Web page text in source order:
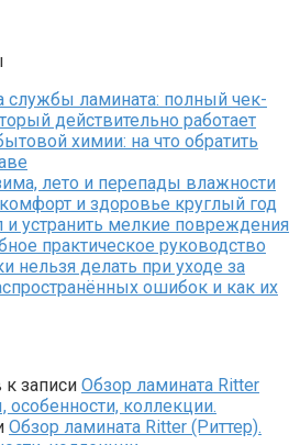
службы ламината: полный чек-
действительно работает
химии: на что обратить
лето и перепады влажности
и здоровье круглый год
и устранить мелкие повреждения
практическое руководство
нельзя делать при уходе за
ошибок и как их
к записи Обзор ламината Ritter
особенности, коллекции.
Обзор ламината Ritter (Риттер).